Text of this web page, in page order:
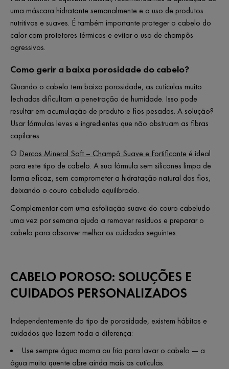
uma máscara hidratante semanalmente e o uso de produtos
nutritivos e suaves. É também importante proteger o cabelo do
calor com protetores térmicos e evitar o uso de champôs
agressivos.
Como gerir a baixa porosidade do cabelo?
Quando o cabelo tem baixa porosidade, as cutículas muito
fechadas dificultam a penetração de humidade. Isso pode
resultar em acumulação de produto e fios pesados. A solução?
Usar fórmulas leves e ingredientes que não obstruam as fibras
capilares.
O Dercos Mineral Soft – Champô Suave e Fortificante é ideal
para este tipo de cabelo. A sua fórmula sem silicones limpa de
forma eficaz, sem comprometer a hidratação natural dos fios,
deixando o couro cabeludo equilibrado.
Complementar com uma esfoliação suave do couro cabeludo
uma vez por semana ajuda a remover resíduos e preparar o
cabelo para absorver melhor os cuidados seguintes.
CABELO POROSO: SOLUÇÕES E
CUIDADOS PERSONALIZADOS
Independentemente do tipo de porosidade, existem hábitos e
cuidados que fazem toda a diferença:
Use sempre água morna ou fria para lavar o cabelo — a
água muito quente abre ainda mais as cutículas.